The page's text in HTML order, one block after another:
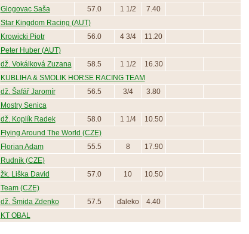
Glogovac Saša 57.0 1 1/2
7.40
Star Kingdom Racing (AUT)
Krowicki Piotr 56.0 4 3/4
11.20
Peter Huber (AUT)
dž. Vokálková Zuzana 58.5 1 1/2
16.30
KUBLIHA & SMOLIK HORSE RACING TEAM
dž. Šafář Jaromír 56.5 3/4
3.80
Mostry Senica
dž. Koplík Radek 58.0 1 1/4
10.50
Flying Around The World (CZE)
Florian Adam 55.5 8
17.90
Rudník (CZE)
žk. Liška David 57.0 10
10.50
Team (CZE)
dž. Šmida Zdenko 57.5 ďaleko
4.40
KT OBAL